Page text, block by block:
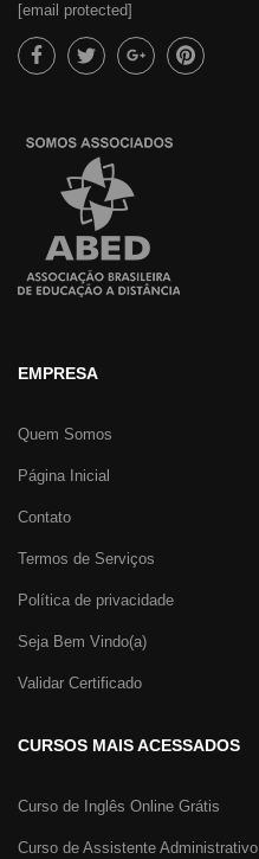
[email protected]
EMPRESA
Quem Somos
Página Inicial
Contato
Termos de Serviços
Política de privacidade
Seja Bem Vindo(a)
Validar Certificado
CURSOS MAIS ACESSADOS
Curso de Inglês Online Grátis
Curso de Assistente Administrativo